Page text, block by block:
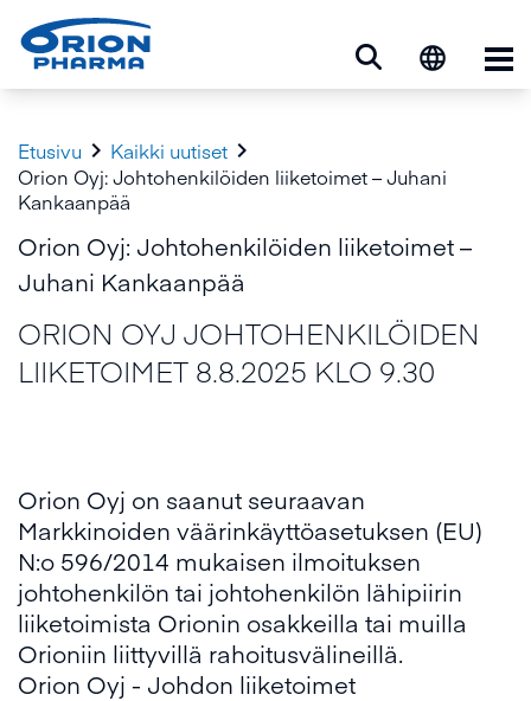
Etusivu  Kaikki uutiset 
Orion Oyj: Johtohenkilöiden liiketoimet – Juhani
Kankaanpää
Orion Oyj: Johtohenkilöiden liiketoimet –
Juhani Kankaanpää
ORION OYJ JOHTOHENKILÖIDEN
LIIKETOIMET 8.8.2025 KLO 9.30
Orion Oyj on saanut seuraavan
Markkinoiden väärinkäyttöasetuksen (EU)
N:o 596/2014 mukaisen ilmoituksen
johtohenkilön tai johtohenkilön lähipiirin
liiketoimista Orionin osakkeilla tai muilla
Orioniin liittyvillä rahoitusvälineillä.
Orion Oyj - Johdon liiketoimet